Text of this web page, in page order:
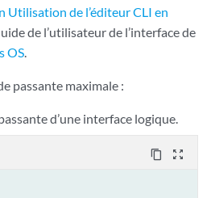
Utilisation de l’éditeur CLI en
de l’utilisateur de l’interface de
OS
passante maximale :
d’une interface logique.
content_copy zoom_out_map